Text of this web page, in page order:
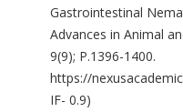
Gastrointestinal
Advances in Animal
9(9); P.1396-1400.
https://
IF- 0.9)